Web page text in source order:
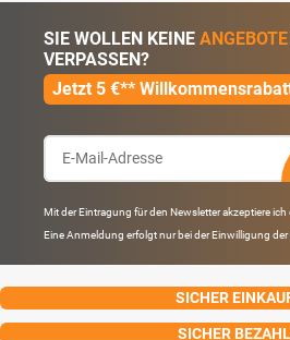
SIE WOLLEN KEINE ANGEBOTE
VERPASSEN?
Jetzt 5 €**
Mit der Eintragung für den Newsletter akzeptiere ich
Eine Anmeldung erfolgt nur bei der Einwilligung der
SICHER
SICHER